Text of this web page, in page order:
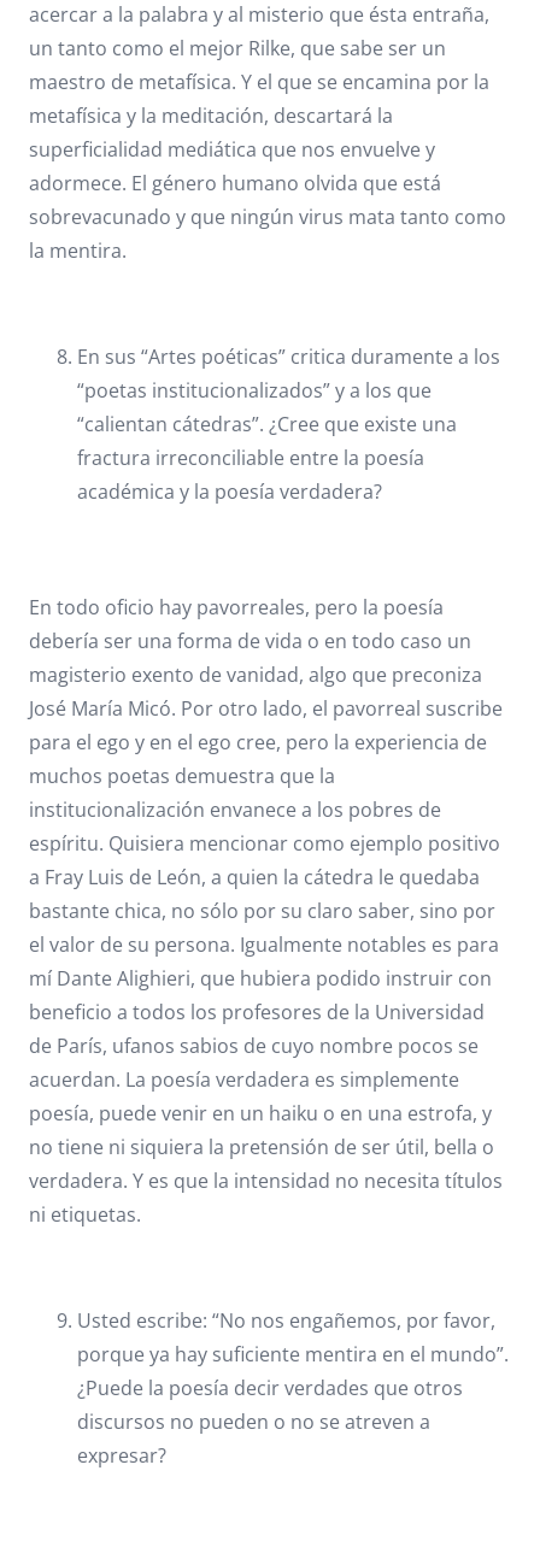
acercar a la palabra y al misterio que ésta entraña,
un tanto como el mejor Rilke, que sabe ser un
maestro de metafísica. Y el que se encamina por la
metafísica y la meditación, descartará la
superficialidad mediática que nos envuelve y
adormece. El género humano olvida que está
sobrevacunado y que ningún virus mata tanto como
la mentira.
En sus “Artes poéticas” critica duramente a los
“poetas institucionalizados” y a los que
“calientan cátedras”. ¿Cree que existe una
fractura irreconciliable entre la poesía
académica y la poesía verdadera?
En todo oficio hay pavorreales, pero la poesía
debería ser una forma de vida o en todo caso un
magisterio exento de vanidad, algo que preconiza
José María Micó. Por otro lado, el pavorreal suscribe
para el ego y en el ego cree, pero la experiencia de
muchos poetas demuestra que la
institucionalización envanece a los pobres de
espíritu. Quisiera mencionar como ejemplo positivo
a Fray Luis de León, a quien la cátedra le quedaba
bastante chica, no sólo por su claro saber, sino por
el valor de su persona. Igualmente notables es para
mí Dante Alighieri, que hubiera podido instruir con
beneficio a todos los profesores de la Universidad
de París, ufanos sabios de cuyo nombre pocos se
acuerdan. La poesía verdadera es simplemente
poesía, puede venir en un haiku o en una estrofa, y
no tiene ni siquiera la pretensión de ser útil, bella o
verdadera. Y es que la intensidad no necesita títulos
ni etiquetas.
Usted escribe: “No nos engañemos, por favor,
porque ya hay suficiente mentira en el mundo”.
¿Puede la poesía decir verdades que otros
discursos no pueden o no se atreven a
expresar?